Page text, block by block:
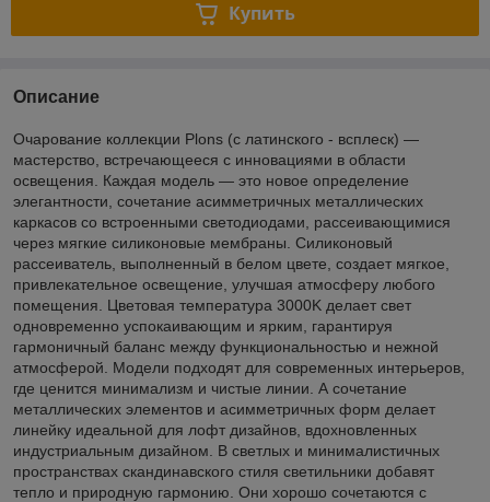
Купить
Описание
Очарование коллекции Plons (с латинского - всплеск) —
мастерство, встречающееся с инновациями в области
освещения. Каждая модель — это новое определение
элегантности, сочетание асимметричных металлических
каркасов со встроенными светодиодами, рассеивающимися
через мягкие силиконовые мембраны. Силиконовый
рассеиватель, выполненный в белом цвете, создает мягкое,
привлекательное освещение, улучшая атмосферу любого
помещения. Цветовая температура 3000K делает свет
одновременно успокаивающим и ярким, гарантируя
гармоничный баланс между функциональностью и нежной
атмосферой. Модели подходят для современных интерьеров,
где ценится минимализм и чистые линии. А сочетание
металлических элементов и асимметричных форм делает
линейку идеальной для лофт дизайнов, вдохновленных
индустриальным дизайном. В светлых и минималистичных
пространствах скандинавского стиля светильники добавят
тепло и природную гармонию. Они хорошо сочетаются с